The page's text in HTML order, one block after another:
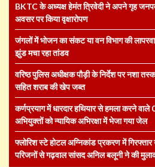
BKTC के अध्यक्ष हेमंत त्रिवेदी ने अपने गृह
अवसर पर किया वृक्षारोपण
जंगलों में भोजन का संकट या वन विभाग की
झुंड मचा रहा तांडव
वरिष्ठ पुलिस अधीक्षक पौड़ी के निर्देश पर नशा
सहित शराब की खेप जब्त
कर्णप्रयाग में धारदार हथियार से हमला करने वाले
अभियुक्तों को न्यायिक अभिरक्षा में भेजा गया जेल
फ्लोरिश स्टे होटल अग्निकांड प्रकरण में
परिजनों से गढ़वाल सांसद अनिल बलूनी ने की